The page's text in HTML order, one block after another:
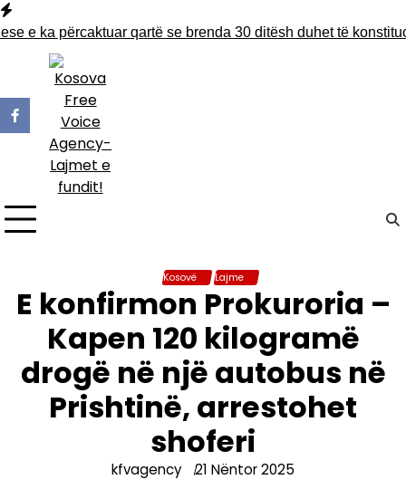
Skip
to
content
e ka përcaktuar qartë se brenda 30 ditësh duhet të
Kosovë Lajme
E konfirmon Prokuroria –
Kapen 120 kilogramë
drogë në një autobus në
Prishtinë, arrestohet
shoferi
kfvagency 21 Nëntor 2025